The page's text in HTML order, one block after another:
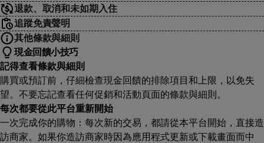
退款、取消和未如期入住
追蹤免責聲明
其他條款與細則
現金回饋小技巧
記得查看條款與細則
購買或預訂前，仔細檢查現金回饋的排除項目和上限，以免失
望。不要忘記查看任何促銷和活動頁面的條款與細則。
每次都要從此平台重新開始
一次完成你的購物：每次新的交易，都請從本平台開始，直接造
訪商家。如果你造訪商家時因為應用程式更新或下載畫面而中